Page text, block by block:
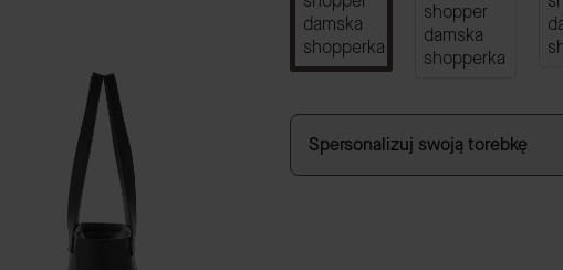
Spersonalizuj swoją torebkę